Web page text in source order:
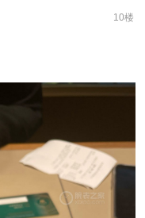
10楼